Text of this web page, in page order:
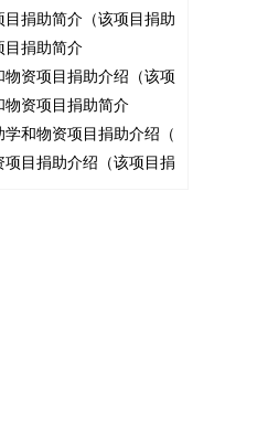
捐助简介（该项目捐助
目捐助简介
资项目捐助介绍（该项
物资项目捐助简介
和物资项目捐助介绍（
目捐助介绍（该项目捐